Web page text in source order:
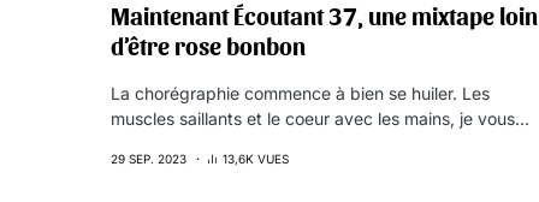
Maintenant Écoutant 37, une mixtape loin
d’être rose bonbon
La chorégraphie commence à bien se huiler. Les
muscles saillants et le coeur avec les mains, je vous…
29 SEP. 2023 13,6K VUES